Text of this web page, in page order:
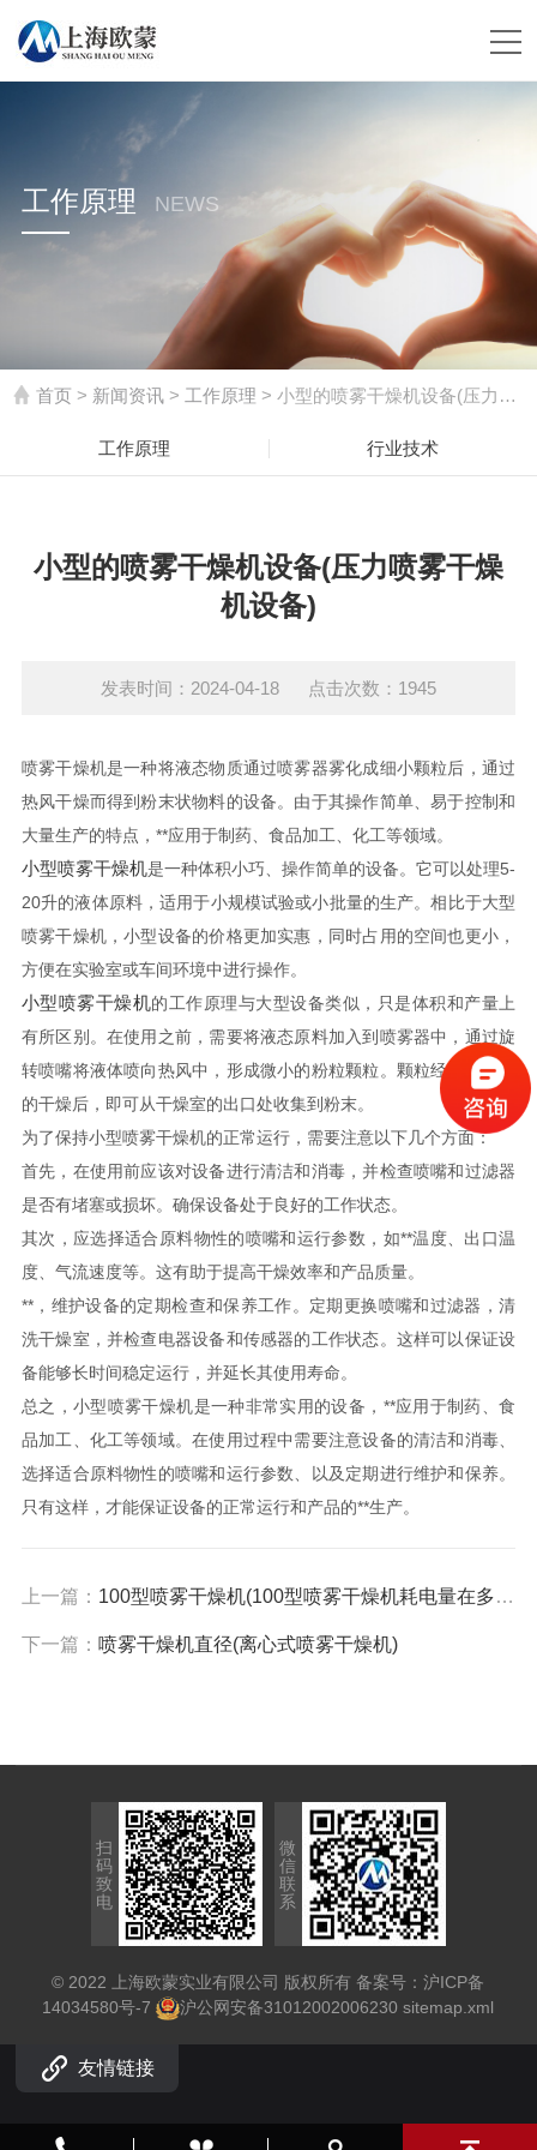
工作原理 NEWS
首页 > 新闻资讯 > 工作原理 > 小型的喷雾干燥机设备(压力喷雾干燥机设备)
工作原理 行业技术
小型的喷雾干燥机设备(压力喷雾干燥
机设备)
发表时间：2024-04-18 点击次数：1945
喷雾干燥机是一种将液态物质通过喷雾器雾化成细小颗粒后，通过
热风干燥而得到粉末状物料的设备。由于其操作简单、易于控制和
大量生产的特点，**应用于制药、食品加工、化工等领域。
小型喷雾干燥机是一种体积小巧、操作简单的设备。它可以处理5-
20升的液体原料，适用于小规模试验或小批量的生产。相比于大型
喷雾干燥机，小型设备的价格更加实惠，同时占用的空间也更小，
方便在实验室或车间环境中进行操作。
小型喷雾干燥机的工作原理与大型设备类似，只是体积和产量上
有所区别。在使用之前，需要将液态原料加入到喷雾器中，通过旋
转喷嘴将液体喷向热风中，形成微小的粉粒颗粒。颗粒经过几秒钟
的干燥后，即可从干燥室的出口处收集到粉末。
为了保持小型喷雾干燥机的正常运行，需要注意以下几个方面：
首先，在使用前应该对设备进行清洁和消毒，并检查喷嘴和过滤器
是否有堵塞或损坏。确保设备处于良好的工作状态。
其次，应选择适合原料物性的喷嘴和运行参数，如**温度、出口温
度、气流速度等。这有助于提高干燥效率和产品质量。
**，维护设备的定期检查和保养工作。定期更换喷嘴和过滤器，清
洗干燥室，并检查电器设备和传感器的工作状态。这样可以保证设
备能够长时间稳定运行，并延长其使用寿命。
总之，小型喷雾干燥机是一种非常实用的设备，**应用于制药、食
品加工、化工等领域。在使用过程中需要注意设备的清洁和消毒、
选择适合原料物性的喷嘴和运行参数、以及定期进行维护和保养。
只有这样，才能保证设备的正常运行和产品的**生产。
上一篇： 100型喷雾干燥机(100型喷雾干燥机耗电量在多少)
下一篇： 喷雾干燥机直径(离心式喷雾干燥机)
微
信
联
系
扫
码
致
电
© 2022 上海欧蒙实业有限公司 版权所有 备案号：沪ICP备
14034580号-7
沪公网安备31012002006230 sitemap.xml
友情链接